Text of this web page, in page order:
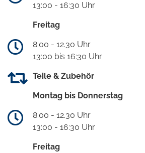
13:00 - 16:30 Uhr
Freitag
8.00 - 12.30 Uhr
13:00 bis 16:30 Uhr
Teile & Zubehör
Montag bis Donnerstag
8.00 - 12.30 Uhr
13:00 - 16:30 Uhr
Freitag